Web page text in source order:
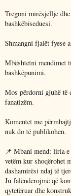
Tregoni mirësjellje
bashkëbiseduesi.
Shmangni fjalët fyese
Mbështetni mendimet
bashkëpunimi.
Mos përdorni gjuhë të
fanatizëm.
Komentet me
nuk do të publikohen.
📌 Mbani mend: liria e
vetëm kur shoqërohet
dashamirësi ndaj të
Ju falënderojmë që
qytetëruar dhe